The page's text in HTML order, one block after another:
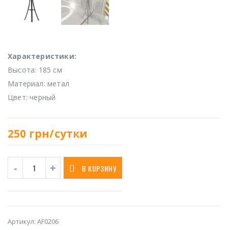
Характеристики:
Высота: 185 см
Материал: метал
Цвет: черный
250 грн/сутки
В КОРЗИНУ
Артикул: AF0206